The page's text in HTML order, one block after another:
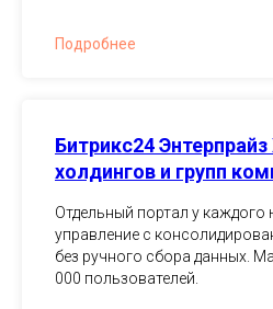
Подробнее
Битрикс24
холдингов и групп
Отдельный портал у каждого
управление с
без ручного сбора данных.
000 пользователей.